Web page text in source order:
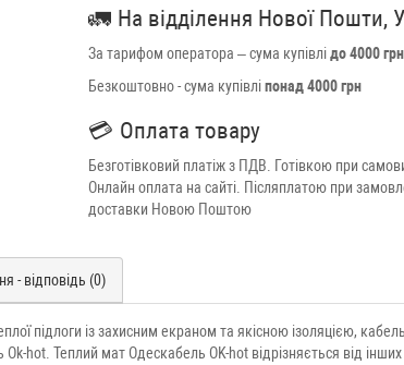
🚛 На відділення Нової Пошти,
За тарифом оператора – сума купівлідо 4000 грн
Безкоштовно - сума купівліпонад 4000 грн
💳 Оплата товару
Безготівковий платіж з ПДВ. Готівкою при
Онлайн оплата на сайті. Післяплатою при
доставки Новою Поштою
- відповідь (0)
підлоги із захисним екраном та якісною ізоляцією,
hot. Теплий мат Одескабель OK-hot відрізняється від